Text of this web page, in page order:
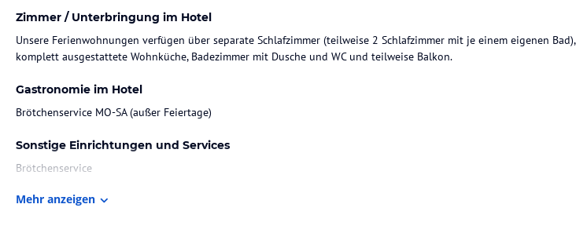
Zimmer / Unterbringung im Hotel
Unsere Ferienwohnungen verfügen über separate Schlafzimmer (teilweise 2 Schlafzimmer mit je einem eigenen Bad),
komplett ausgestattete Wohnküche, Badezimmer mit Dusche und WC und teilweise Balkon.
Gastronomie im Hotel
Brötchenservice MO-SA (außer Feiertage)
Sonstige Einrichtungen und Services
Brötchenservice
Mehr anzeigen